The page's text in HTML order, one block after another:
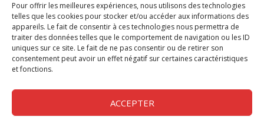
Pour offrir les meilleures expériences, nous utilisons des technologies
telles que les cookies pour stocker et/ou accéder aux informations des
appareils. Le fait de consentir à ces technologies nous permettra de
traiter des données telles que le comportement de navigation ou les ID
uniques sur ce site. Le fait de ne pas consentir ou de retirer son
consentement peut avoir un effet négatif sur certaines caractéristiques
et fonctions.
ACCEPTER
Chèque Compta
Chèque Emploi Spectacle
G-Pods
Profession Audio-visuel